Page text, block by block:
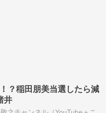
？稲田朋美当選したら減
井